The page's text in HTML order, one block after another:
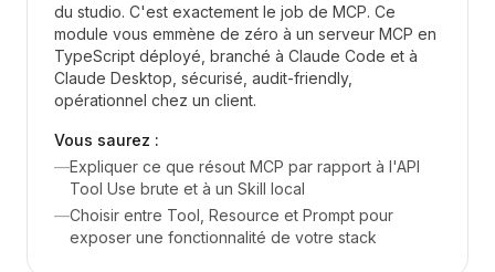
du studio. C'est exactement le job de MCP. Ce
module vous emmène de zéro à un serveur MCP en
TypeScript déployé, branché à Claude Code et à
Claude Desktop, sécurisé, audit-friendly,
opérationnel chez un client.
Vous saurez :
—Expliquer ce que résout MCP par rapport à l'API
Tool Use brute et à un Skill local
—Choisir entre Tool, Resource et Prompt pour
exposer une fonctionnalité de votre stack